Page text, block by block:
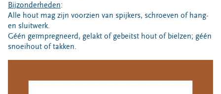
Hier werken we aan
Ecopark De Wierde
Reststoffen Energie Centrale
Projecten
Bijzonderheden:
Alle hout mag zijn voorzien van spijkers, schroeven of hang-
en sluitwerk.
Géén geïmpregneerd, gelakt of gebeitst hout of bielzen; géén
snoeihout of takken.